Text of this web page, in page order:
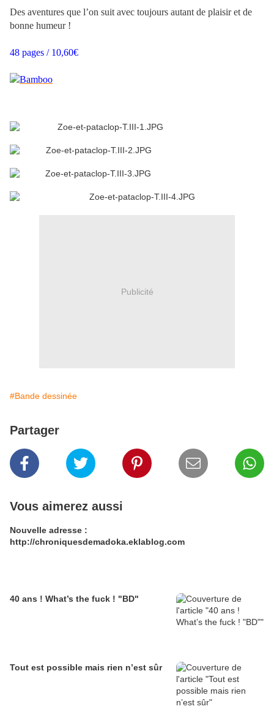
Des aventures que l’on suit avec toujours autant de plaisir et de
bonne humeur !
48 pages / 10,60€
Publicité
#Bande dessinée
Partager
Vous aimerez aussi
Nouvelle adresse :
http://chroniquesdemadoka.eklablog.com
40 ans ! What’s the fuck ! "BD"
Tout est possible mais rien n’est sûr